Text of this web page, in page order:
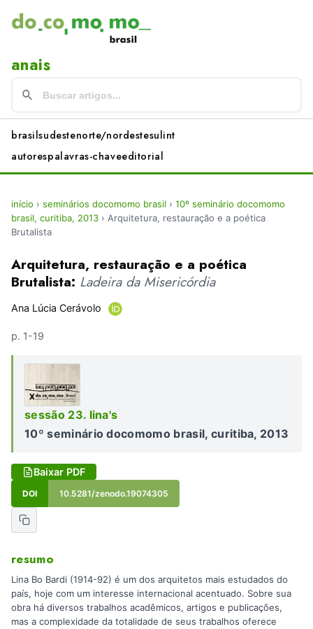
anais
brasilsudestenorte/nordestesulint
autorespalavras-chaveeditorial
início › seminários docomomo brasil › 10º seminário docomomo
brasil, curitiba, 2013 › Arquitetura, restauração e a poética
Brutalista
Arquitetura, restauração e a poética
Brutalista: Ladeira da Misericórdia
Ana Lúcia Cerávolo
p. 1-19
sessão 23. lina's
10º seminário docomomo brasil, curitiba, 2013
Baixar PDF
DOI 10.5281/zenodo.19074305
resumo
Lina Bo Bardi (1914-92) é um dos arquitetos mais estudados do
país, hoje com um interesse internacional acentuado. Sobre sua
obra há diversos trabalhos acadêmicos, artigos e publicações,
mas a complexidade da totalidade de seus trabalhos oferece